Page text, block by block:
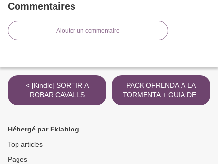
Commentaires
Ajouter un commentaire
< [Kindle] SORTIR A
ROBAR CAVALLS
descargar gratis
PACK OFRENDA A LA
TORMENTA + GUIA DEL
BAZTAN DOLORES
Hébergé par Eklablog
Top articles
Pages